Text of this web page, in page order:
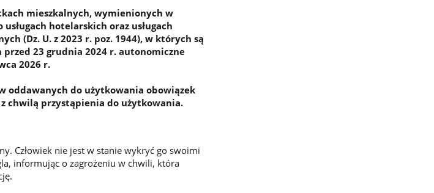
mieszkalnych, wymienionych w
hotelarskich oraz usługach
(Dz. U. z 2023 r. poz. 1944), w których są
23 grudnia 2024 r. autonomiczne
2026 r.
oddawanych do użytkowania obowiązek
chwilą przystąpienia do użytkowania.
Człowiek nie jest w stanie wykryć go swoimi
informując o zagrożeniu w chwili, która